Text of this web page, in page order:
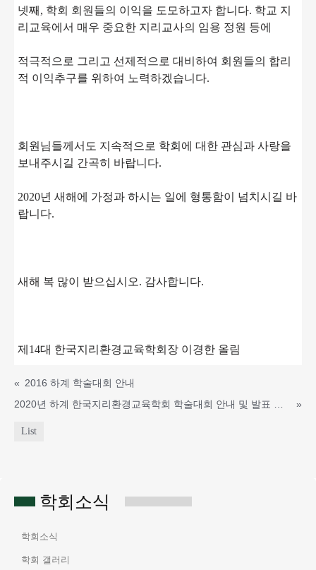
학회소식
학회소식
학회 갤러리
넷째, 학회 회원들의 이익을 도모하고자 합니다. 학교 지
리교육에서 매우 중요한 지리교사의 임용 정원 등에
적극적으로 그리고 선제적으로 대비하여 회원들의 합리
적 이익추구를 위하여 노력하겠습니다.
회원님들께서도 지속적으로 학회에 대한 관심과 사랑을
보내주시길 간곡히 바랍니다.
2020년 새해에 가정과 하시는 일에 형통함이 넘치시길 바
랍니다.
새해 복 많이 받으십시오. 감사합니다.
제14대 한국지리환경교육학회장 이경한 올림
« 2016 하계 학술대회 안내
»
List